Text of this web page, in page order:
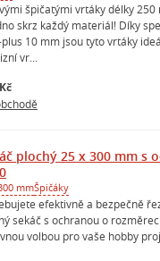
špičatými vrtáky délky
skrz každý materiál! Díky
plus 10 mm jsou tyto vrtáky
vr...
plochý 25 x 300 mm s
mmŠpičáky
efektivně a bezpečně
sekáč s ochranou o
volbou pro vaše hobby